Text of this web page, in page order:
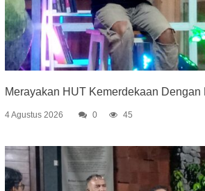
Merayakan HUT Kemerdekaan Dengan
4 Agustus 2026 0 45